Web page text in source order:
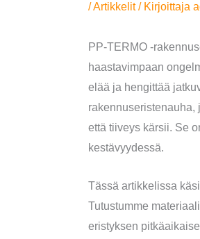
/Artikkelit/ Kirjoittaja
PP-TERMO -
haastavimpaan
elää ja hengittää
että tiiveys kärsii. Se
kestävyydessä.
Tässä artikkelissa
Tutustumme
eristyksen